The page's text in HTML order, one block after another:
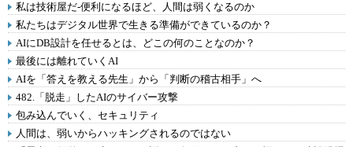
私は技術屋だ-便利になるほど、人間は弱くなるのか
私たちはデジタル世界で生きる準備ができているのか？
AIにDB設計を任せるとは、どこの何のことなのか？
最後には離れていくAI
AIを「答えを教える先生」から「判断の稽古相手」へ
482.「脱走」したAIのサイバー攻撃
包み込んでいく、セキュリティ
人間は、弱いからハッキングされるのではない